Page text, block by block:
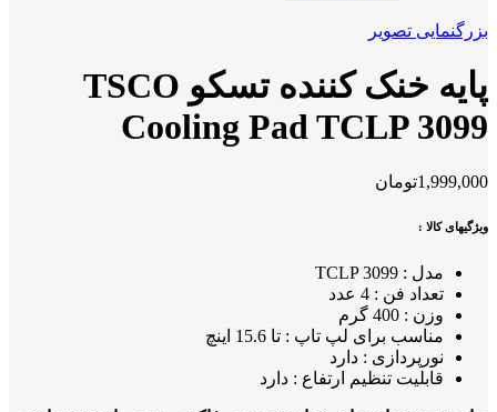
بزرگنمایی تصویر
پایه خنک کننده تسکو TSCO
Cooling Pad TCLP 3099
1,999,000تومان
ویژگیهای کالا :
مدل : TCLP 3099
تعداد فن : 4 عدد
وزن : 400 گرم
مناسب برای لپ تاپ : تا 15.6 اینچ
نورپردازی : دارد
قابلیت تنظیم ارتفاع : دارد